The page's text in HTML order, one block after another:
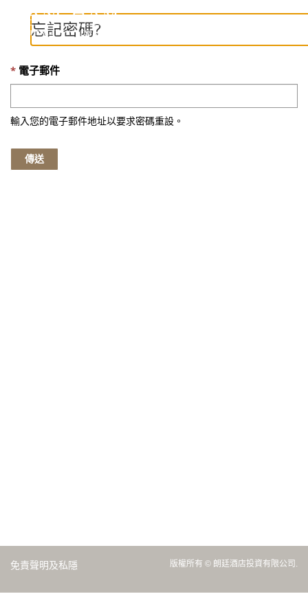
忘記密碼?
電子郵件
輸入您的電子郵件地址以要求密碼重設。
傳送
免責聲明及私隱 版權所有 © 朗廷酒店投資有限公司.